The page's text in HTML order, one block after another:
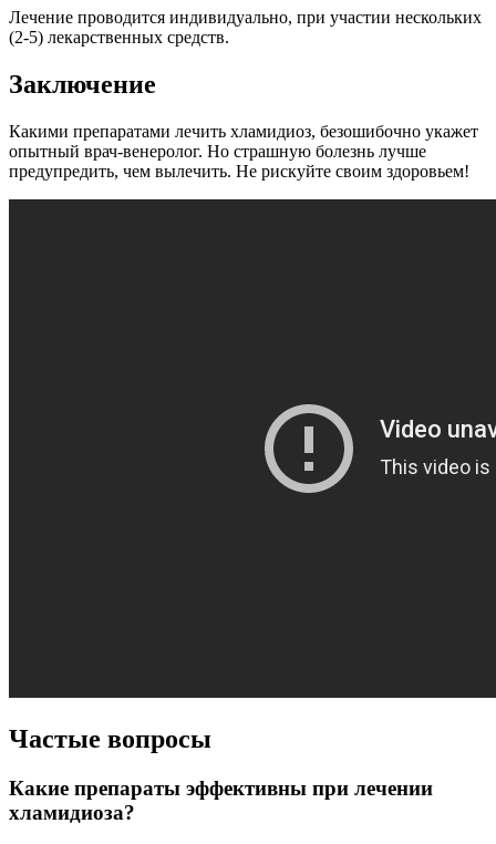
Лечение проводится индивидуально, при участии нескольких
(2-5) лекарственных средств.
Заключение
Какими препаратами лечить хламидиоз, безошибочно укажет
опытный врач-венеролог. Но страшную болезнь лучше
предупредить, чем вылечить. Не рискуйте своим здоровьем!
Частые вопросы
Какие препараты эффективны при лечении
хламидиоза?